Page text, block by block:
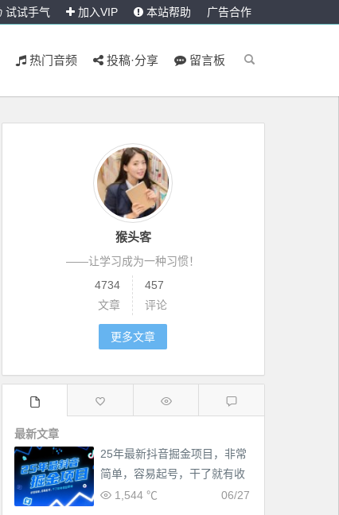
试试手气 加入VIP 本站帮助 广告合作
热门音频 投稿·分享 留言板
猴头客
——让学习成为一种习惯！
4734
文章
457
评论
更多文章
最新文章
25年最新抖音掘金项目，非常
简单，容易起号，干了就有收
益那种
06/27
1,544 ℃